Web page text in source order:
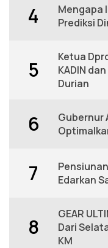
4
Mengapa
Prediksi
5
Ketua
KADIN
Durian
6
Gubernur
7
Edarkan
8
GEAR
Dari
KM